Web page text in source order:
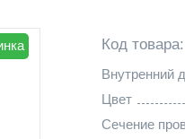
Код
Внутренний
Цвет
Сечение